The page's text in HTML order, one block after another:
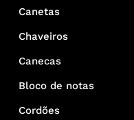
Canetas
Chaveiros
Canecas
Bloco de notas
Cordões